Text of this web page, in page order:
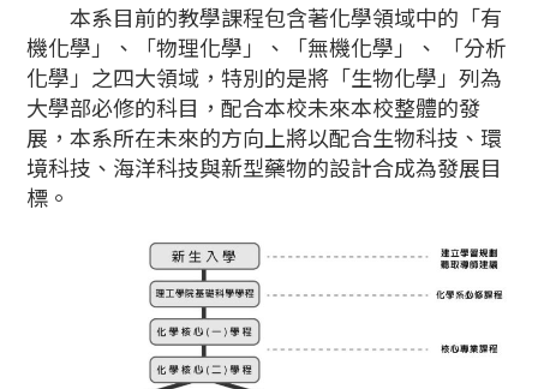
本系目前的教學課程包含著化學領域中的「有
機化學」、「物理化學」、「無機化學」、 「分析
化學」之四大領域，特別的是將「生物化學」列為
大學部必修的科目，配合本校未來本校整體的發
展，本系所在未來的方向上將以配合生物科技、環
境科技、海洋科技與新型藥物的設計合成為發展目
標。